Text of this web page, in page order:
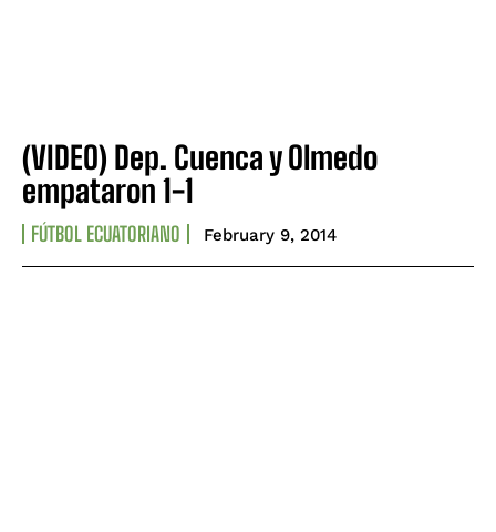
(VIDEO) Dep. Cuenca y Olmedo
empataron 1-1
FÚTBOL ECUATORIANO February 9, 2014